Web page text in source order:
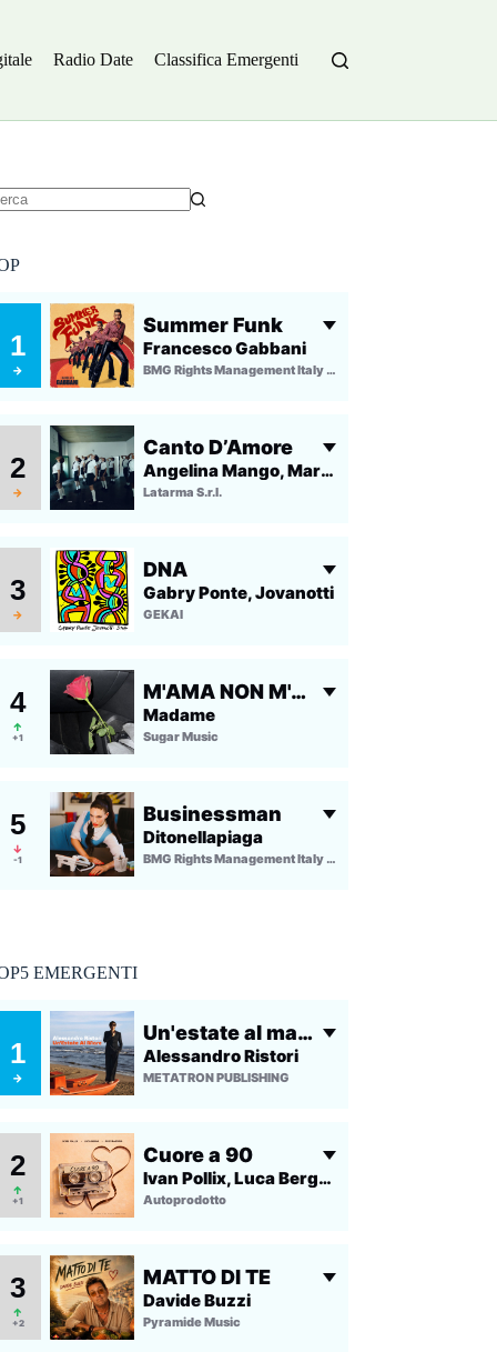
Radio Date Classifica Emergenti
EMERGENTI